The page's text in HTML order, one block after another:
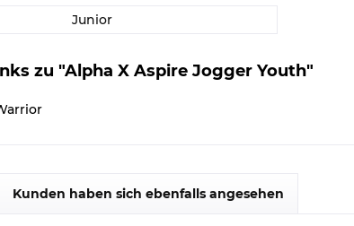
Junior
zu "Alpha X Aspire Jogger Youth"
Kunden haben sich ebenfalls angesehen